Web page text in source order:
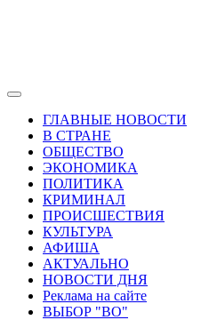
ГЛАВНЫЕ НОВОСТИ
В СТРАНЕ
ОБЩЕСТВО
ЭКОНОМИКА
ПОЛИТИКА
КРИМИНАЛ
ПРОИСШЕСТВИЯ
КУЛЬТУРА
АФИША
АКТУАЛЬНО
НОВОСТИ ДНЯ
Реклама на сайте
ВЫБОР "ВО"